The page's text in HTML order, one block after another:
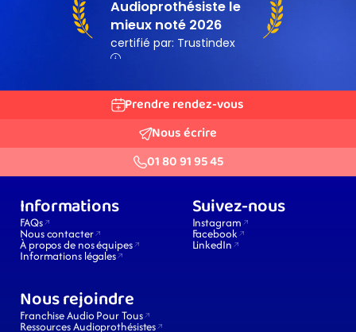
Prendre rendez-vous
Nous écrire
01 80 91 95 45
Informations
FAQs
Nous contacter
À propos de nos équipes
Informations légales
Suivez-nous
Instagram
Facebook
LinkedIn
Nous rejoindre
Franchise Audio Pour Tous
Ressources Audioprothésistes